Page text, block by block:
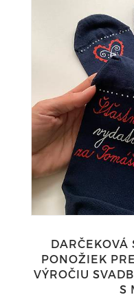
DARČEKOVÁ
PONOŽIEK
VÝROČIU
S